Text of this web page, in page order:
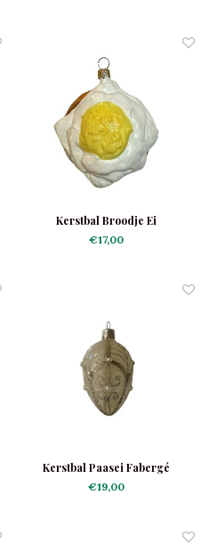
Kerstbal Broodje Ei
€17,00
Kerstbal Paasei Fabergé
Translucent
€19,00